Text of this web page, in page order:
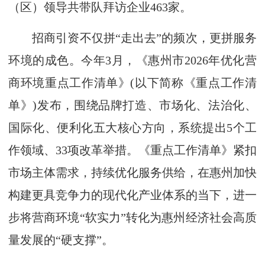
（区）领导共带队拜访企业463家。
招商引资不仅拼“走出去”的频次，更拼服务
环境的成色。今年3月，《惠州市2026年优化营
商环境重点工作清单》(以下简称《重点工作清
单》)发布，围绕品牌打造、市场化、法治化、
国际化、便利化五大核心方向，系统提出5个工
作领域、33项改革举措。《重点工作清单》紧扣
市场主体需求，持续优化服务供给，在惠州加快
构建更具竞争力的现代化产业体系的当下，进一
步将营商环境“软实力”转化为惠州经济社会高质
量发展的“硬支撑”。